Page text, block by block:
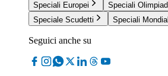
Speciali Europei
Speciali
Speciale Scudetti
Speciali
Seguici anche su